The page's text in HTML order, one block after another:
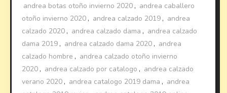
andrea botas otoño invierno 2020 , andrea caballero
otoño invierno 2020 , andrea calzado 2019 , andrea
calzado 2020 , andrea calzado dama , andrea calzado
dama 2019 , andrea calzado dama 2020 , andrea
calzado hombre , andrea calzado otoño invierno
2020 , andrea calzado por catalogo , andrea calzado
verano 2020 , andrea catalogo 2019 dama , andrea